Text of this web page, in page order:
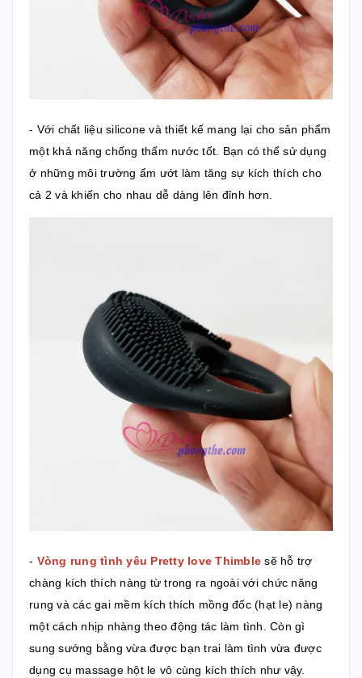
- Với chất liệu silicone và thiết kế mang lại cho sản phẩm
một khả năng chống thấm nước tốt. Bạn có thể sử dụng
ở những môi trường ẩm ướt làm tăng sự kích thích cho
cả 2 và khiến cho nhau dễ dàng lên đỉnh hơn.
- Vòng rung tình yêu Pretty love Thimble sẽ hỗ trợ
chàng kích thích nàng từ trong ra ngoài với chức năng
rung và các gai mềm kích thích mồng đốc (hạt le) nàng
một cách nhịp nhàng theo động tác làm tình. Còn gì
sung sướng bằng vừa được bạn trai làm tình vừa được
dụng cụ massage hột le vô cùng kích thích như vậy.